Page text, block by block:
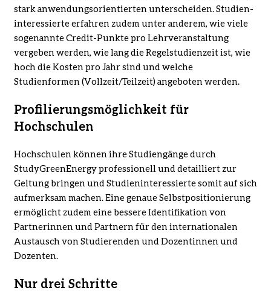
stark anwendungs­orientierten unterscheiden. Studien­
interessierte erfahren zudem unter anderem, wie viele
sogenannte Credit-Punkte pro Lehrveranstaltung
vergeben werden, wie lang die Regelstudienzeit ist, wie
hoch die Kosten pro Jahr sind und welche
Studienformen (Vollzeit/Teilzeit) angeboten werden.
Profilierungsmöglichkeit für
Hochschulen
Hochschulen können ihre Studiengänge durch
StudyGreenEnergy professionell und detailliert zur
Geltung bringen und Studieninteressierte somit auf sich
aufmerksam machen. Eine genaue Selbstpositio­nierung
ermöglicht zudem eine bessere Identifikation von
Partnerinnen und Partnern für den interna­tionalen
Austausch von Studierenden und Dozentinnen und
Dozenten.
Nur drei Schritte